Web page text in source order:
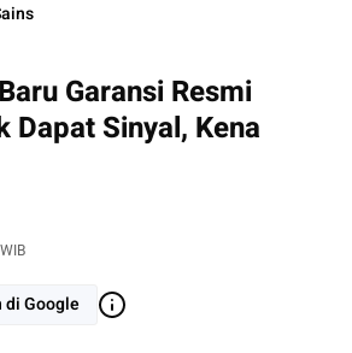
Garansi Resmi
Dapat Sinyal, Kena
Google